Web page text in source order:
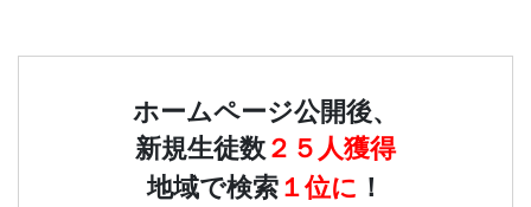
ホームページ公開後、
新規生徒数２５人獲得
地域で検索１位に ！